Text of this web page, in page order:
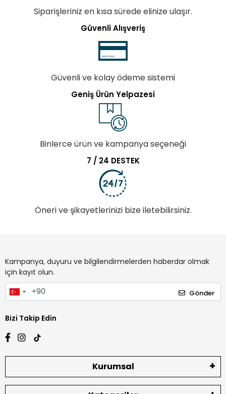
Siparişleriniz en kısa sürede elinize ulaşır.
Güvenli Alışveriş
Güvenli ve kolay ödeme sistemi
Geniş Ürün Yelpazesi
Binlerce ürün ve kampanya seçeneği
7 / 24 DESTEK
Öneri ve şikayetlerinizi bize iletebilirsiniz.
Kampanya, duyuru ve bilgilendirmelerden haberdar olmak
için kayıt olun.
Gönder
Bizi Takip Edin
Kurumsal